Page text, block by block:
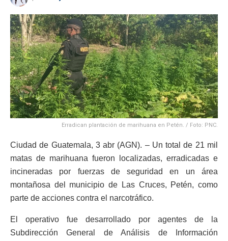
Erradican plantación de marihuana en Petén. / Foto: PNC.
Ciudad de Guatemala, 3 abr (AGN). – Un total de 21 mil
matas de marihuana fueron localizadas, erradicadas e
incineradas por fuerzas de seguridad en un área
montañosa del municipio de Las Cruces, Petén, como
parte de acciones contra el narcotráfico.
El operativo fue desarrollado por agentes de la
Subdirección General de Análisis de Información